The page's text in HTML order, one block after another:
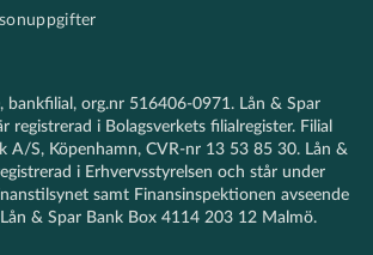
bankfilial, org.nr 516406-0971. Lån & Spar
registrerad i Bolagsverkets filialregister. Filial
A/S, Köpenhamn, CVR-nr 13 53 85 30. Lån &
i Erhvervsstyrelsen och står under
samt Finansinspektionen avseende
& Spar Bank Box 4114 203 12 Malmö.